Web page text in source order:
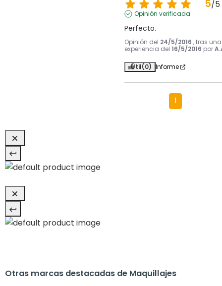
5/5
Opinión verificada
Perfecto.
Opinión del 24/5/2016 , tras una
experiencia del 16/5/2016 por
Útil(0) Informe
1
Otras marcas destacadas de Maquillajes